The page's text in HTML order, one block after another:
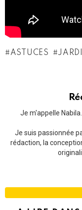
ASTUCES
Je m'appelle
Je suis passionnée
rédaction, la